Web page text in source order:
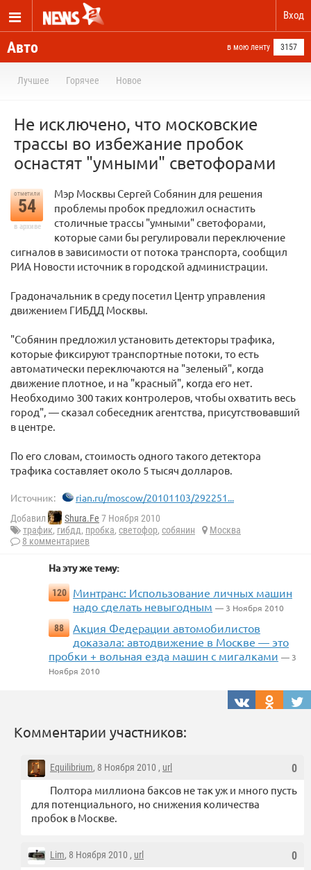
Вход
Авто в мою ленту 3157
Лучшее Горячее Новое
Не исключено, что московские
трассы во избежание пробок
оснастят "умными" светофорами
отметили
54
в архиве
Мэр Москвы Сергей Собянин для решения
проблемы пробок предложил оснастить
столичные трассы "умными" светофорами,
которые сами бы регулировали переключение
сигналов в зависимости от потока транспорта, сообщил
РИА Новости источник в городской администрации.
Градоначальник в среду посетил Центр управления
движением ГИБДД Москвы.
"Собянин предложил установить детекторы трафика,
которые фиксируют транспортные потоки, то есть
автоматически переключаются на "зеленый", когда
движение плотное, и на "красный", когда его нет.
Необходимо 300 таких контролеров, чтобы охватить весь
город", — сказал собеседник агентства, присутствовавший
в центре.
По его словам, стоимость одного такого детектора
трафика составляет около 5 тысяч долларов.
Источник: rian.ru/moscow/20101103/292251...
Добавил Shura.Fe 7 Ноября 2010
трафик, гибдд, пробка, светофор, собянин
Москва
8 комментариев
На эту же тему:
120
Минтранс: Использование личных машин
надо сделать невыгодным — 3 Ноября 2010
88
Акция Федерации автомобилистов
доказала: автодвижение в Москве — это
пробки + вольная езда машин с мигалками — 3
Ноября 2010
Комментарии участников:
0
Equilibrium, 8 Ноября 2010 , url
Полтора миллиона баксов не так уж и много пусть
для потенциального, но снижения количества
пробок в Москве.
0
Lim, 8 Ноября 2010 , url